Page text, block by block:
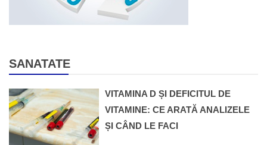
SANATATE
VITAMINA D ȘI DEFICITUL DE
VITAMINE: CE ARATĂ ANALIZELE
ȘI CÂND LE FACI